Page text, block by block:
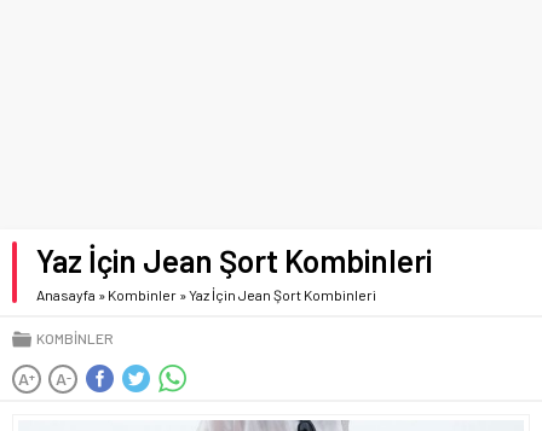
Yaz İçin Jean Şort Kombinleri
Anasayfa » Kombinler »Yaz İçin Jean Şort Kombinleri
KOMBINLER
A+ A-